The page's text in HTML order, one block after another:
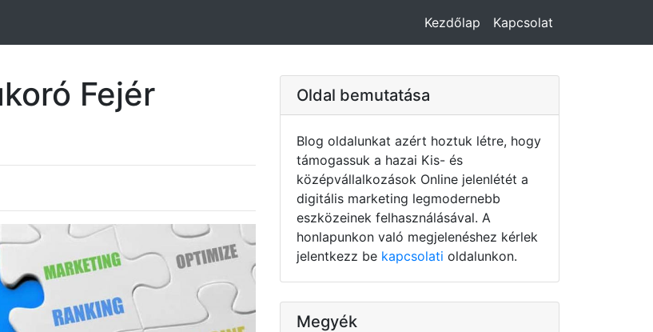
Kezdőlap Kapcsolat
Fejér
Oldal bemutatása
Blog oldalunkat azért hoztuk létre, hogy
támogassuk a hazai Kis- és
középvállalkozások Online jelenlétét a
digitális marketing legmodernebb
eszközeinek felhasználásával. A
honlapunkon való megjelenéshez kérlek
jelentkezz be kapcsolati oldalunkon.
Megyék